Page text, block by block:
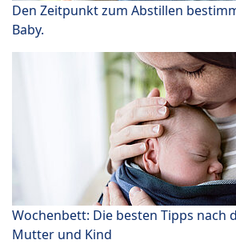
Den Zeitpunkt zum Abstillen
Baby.
Wochenbett: Die besten Tipps nach
Mutter und Kind